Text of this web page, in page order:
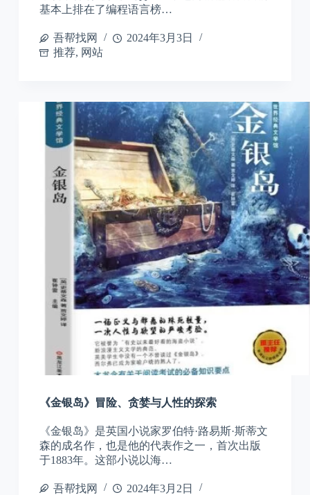
基本上排在了编程语言榜…
吾帮找网
2024年3月3日
推荐, 网站
《金银岛》冒险、贪婪与人性的探索
《金银岛》是英国小说家罗伯特·路易斯·斯蒂文
森的成名作，也是他的代表作之一，首次出版
于1883年。这部小说以海…
吾帮找网
2024年3月2日